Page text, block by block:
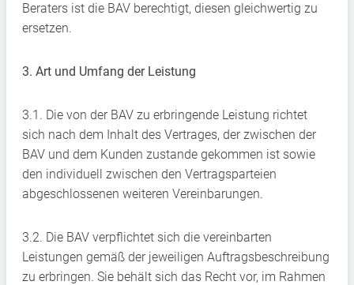
Beraters ist die BAV berechtigt, diesen gleichwertig zu
ersetzen.
3. Art und Umfang der Leistung
3.1. Die von der BAV zu erbringende Leistung richtet
sich nach dem Inhalt des Vertrages, der zwischen der
BAV und dem Kunden zustande gekommen ist sowie
den individuell zwischen den Vertragsparteien
abgeschlossenen weiteren Vereinbarungen.
3.2. Die BAV verpflichtet sich die vereinbarten
Leistungen gemäß der jeweiligen Auftragsbeschreibung
zu erbringen. Sie behält sich das Recht vor, im Rahmen